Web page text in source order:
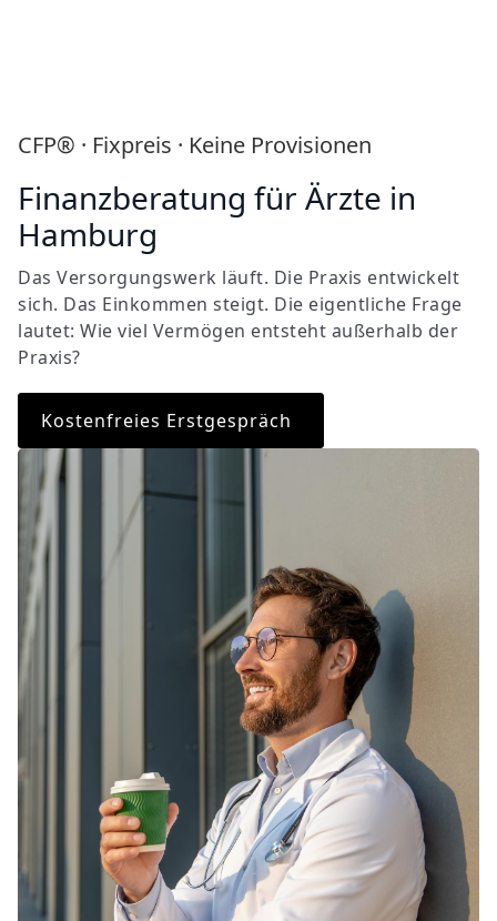
CFP® · Fixpreis · Keine Provisionen
Finanzberatung für Ärzte in
Hamburg
Das Versorgungswerk läuft. Die Praxis entwickelt
sich. Das Einkommen steigt. Die eigentliche Frage
lautet: Wie viel Vermögen entsteht außerhalb der
Praxis?
Kostenfreies Erstgespräch